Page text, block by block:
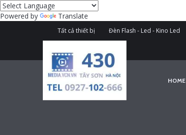
Powered by Translate
Tất cả thiết bị Đèn Flash - Led - Kino Led
HOME